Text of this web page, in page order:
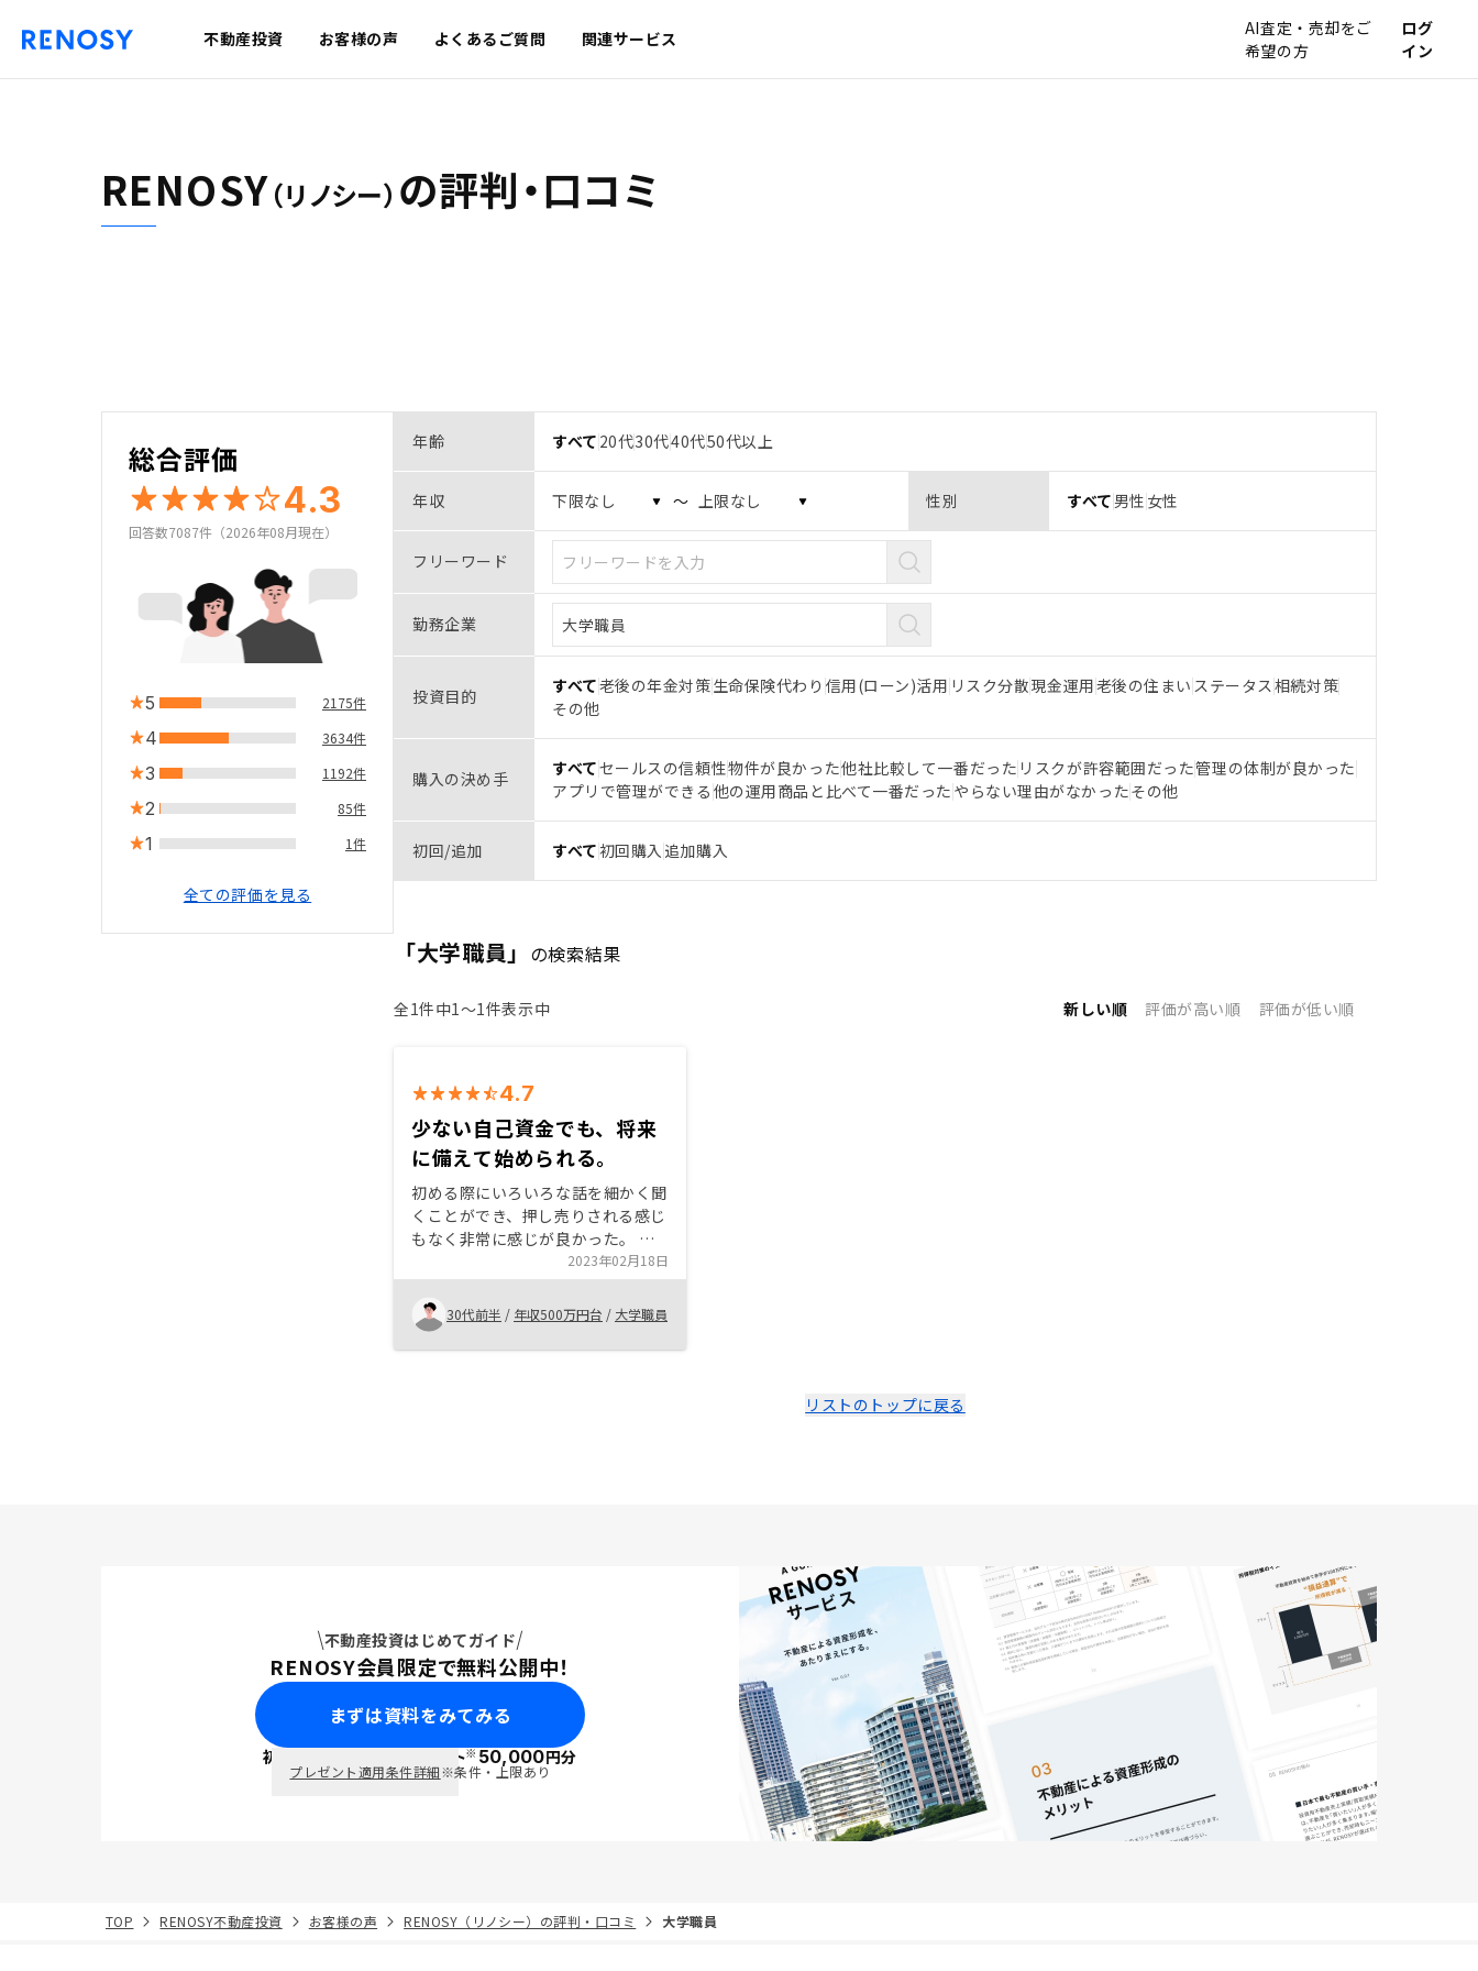
不動産投資 お客様の声 よくあるご質問 関連サービス
AI査定・売却をご
希望の方
ログ
イン
RENOSY（リノシー） の評判・口コミ
総合評価
4.3
回答数7087件（2026年08月現在）
5 2175件
4 3634件
3 1192件
2 85件
1 1件
全ての評価を見る
年齢 すべて 20代30代40代50代以上
年収 〜 性別 すべて 男性 女性
フリーワード
勤務企業
投資目的 すべて老後の年金対策生命保険代わり 信用(ローン)活用 リスク分散現金運用老後の住まい ステータス相続対策
その他
購入の決め手 すべてセールスの信頼性物件が良かった他社比較して一番だった リスクが許容範囲だった管理の体制が良かった
アプリで管理ができる 他の運用商品と比べて一番だった やらない理由がなかったその他
初回/追加 すべて初回購入 追加購入
「大学職員」 の検索結果
全1件中1〜1件表示中 新しい順 評価が高い順 評価が低い順
4.7
少ない自己資金でも、将来
に備えて始められる。
初める際にいろいろな話を細かく聞
くことができ、押し売りされる感じ
もなく非常に感じが良かった。 そ
れに加えて、良い物件をきちんと見
繕ってくれている感じがする。特に
その物件の良さやなぜ価値が落ちに
くく、きちんと借り手がつくかを説
明してくれる点がわかりやすく参考
2023年02月18日
30代前半 / 年収500万円台 / 大学職員
リストのトップに戻る
不動産投資はじめてガイド
RENOSY会員限定で無料公開中！
まずは資料をみてみる
初回面談で ポイント※50,000円分
プレゼント適用条件詳細※条件・上限あり
TOP RENOSY不動産投資 お客様の声 RENOSY（リノシー）の評判・口コミ 大学職員